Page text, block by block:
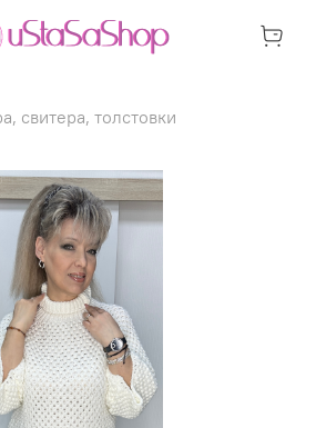
свитера, толстовки